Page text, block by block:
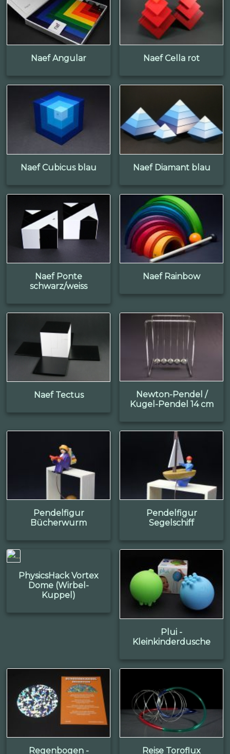
Naef Angular Naef Cella rot
Naef Cubicus blau Naef Diamant blau
Naef Ponte
schwarz/weiss
Naef Rainbow
Naef Tectus
Newton-Pendel /
Kugel-Pendel 14 cm
Pendelfigur
Bücherwurm
Pendelfigur
Segelschiff
PhysicsHack Vortex
Dome (Wirbel-
Kuppel)
Plui -
Kleinkinderdusche
Regenbogen - Reise Toroflux